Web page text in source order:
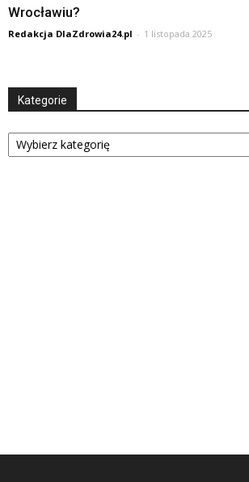
Wrocławiu?
Redakcja DlaZdrowia24.pl - 1 listopada 2025
Kategorie
Kategorie